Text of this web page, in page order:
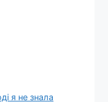
я не знала